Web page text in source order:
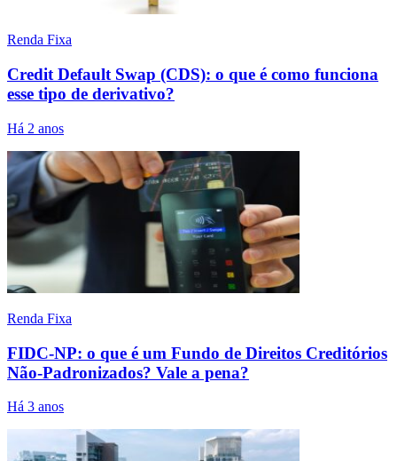
Renda Fixa
Credit Default Swap (CDS): o que é como funciona
esse tipo de derivativo?
Há 2 anos
Renda Fixa
FIDC-NP: o que é um Fundo de Direitos Creditórios
Não-Padronizados? Vale a pena?
Há 3 anos